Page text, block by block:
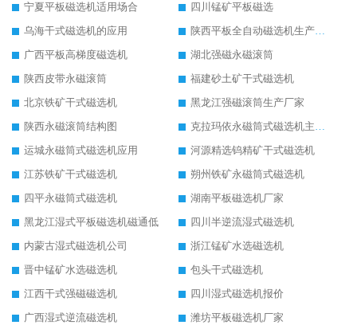
宁夏平板磁选机适用场合
四川锰矿平板磁选
乌海干式磁选机的应用
陕西平板全自动磁选机生产厂家
广西平板高梯度磁选机
湖北强磁永磁滚筒
陕西皮带永磁滚筒
福建砂土矿干式磁选机
北京铁矿干式磁选机
黑龙江强磁滚筒生产厂家
陕西永磁滚筒结构图
克拉玛依永磁筒式磁选机主要技术参数
运城永磁筒式磁选机应用
河源精选钨精矿干式磁选机
江苏铁矿干式磁选机
朔州铁矿永磁筒式磁选机
四平永磁筒式磁选机
湖南平板磁选机厂家
黑龙江湿式平板磁选机磁通低
四川半逆流湿式磁选机
内蒙古湿式磁选机公司
浙江锰矿水选磁选机
晋中锰矿水选磁选机
包头干式磁选机
江西干式强磁磁选机
四川湿式磁选机报价
广西湿式逆流磁选机
潍坊平板磁选机厂家